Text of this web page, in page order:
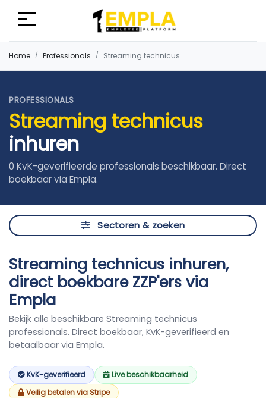
Home Professionals Streaming technicus
PROFESSIONALS
Streaming technicus
inhuren
0 KvK-geverifieerde professionals beschikbaar. Direct
boekbaar via Empla.
Sectoren & zoeken
Streaming technicus inhuren,
direct boekbare ZZP'ers via
Empla
Bekijk alle beschikbare Streaming technicus
professionals. Direct boekbaar, KvK-geverifieerd en
betaalbaar via Empla.
KvK-geverifieerd
Live beschikbaarheid
Veilig betalen via Stripe